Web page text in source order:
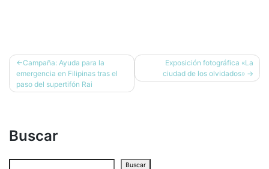
Campaña: Ayuda para la
emergencia en Filipinas tras el
paso del supertifón Rai
Exposición fotográfica «La
ciudad de los olvidados»
Buscar
Buscar